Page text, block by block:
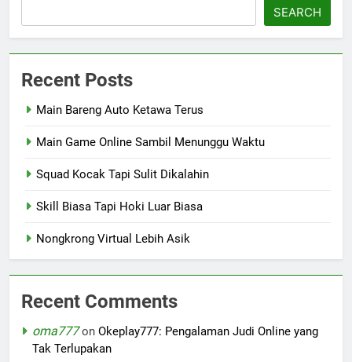
SEARCH
Recent Posts
Main Bareng Auto Ketawa Terus
Main Game Online Sambil Menunggu Waktu
Squad Kocak Tapi Sulit Dikalahin
Skill Biasa Tapi Hoki Luar Biasa
Nongkrong Virtual Lebih Asik
Recent Comments
oma777on Okeplay777: Pengalaman Judi Online yang
Tak Terlupakan